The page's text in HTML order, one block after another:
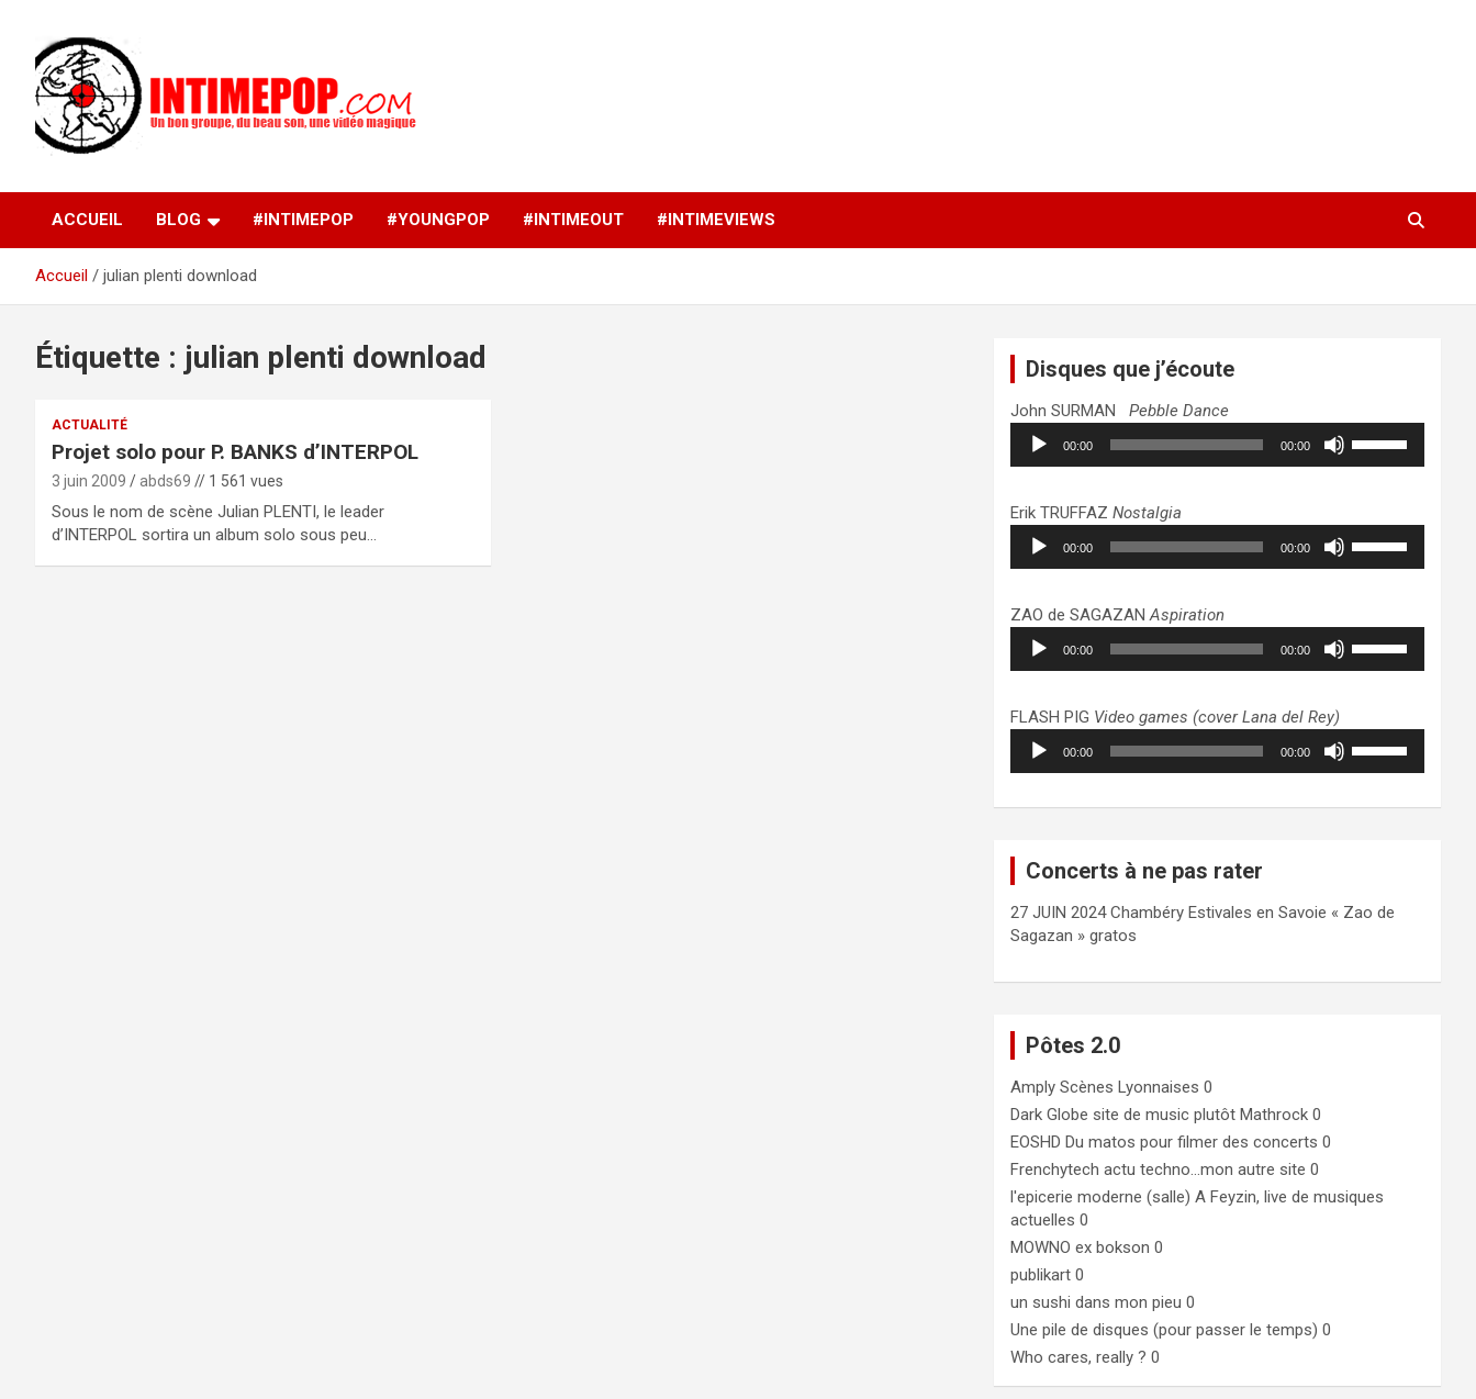
contenu
intimepop.com
musiques actuelles pop rock, post-rock, indé sur Lyon. rock pop
concert lyon
ACCUEIL BLOG #INTIMEPOP #YOUNGPOP #INTIMEOUT #INTIMEVIEWS
Accueil julian plenti download
Étiquette : julian plenti download
ACTUALITÉ
Projet solo pour P. BANKS d’INTERPOL
3 juin 2009 abds69 // 1 561 vues
Sous le nom de scène Julian PLENTI, le leader
d’INTERPOL sortira un album solo sous peu…
Disques que j’écoute
John SURMANPebble Dance
Lecteur
audio
00:00 00:00
pour
augmenter
ou
volume.
Erik TRUFFAZNostalgia
Lecteur
audio
00:00 00:00
pour
augmenter
ou
volume.
ZAO de SAGAZANAspiration
Lecteur
audio
00:00 00:00
pour
augmenter
ou
FLASH PIG Video games (cover Lana del Rey)
Lecteur
audio
00:00 00:00
haut/bas
le
Concerts à ne pas rater
27 JUIN 2024 Chambéry Estivales en Savoie « Zao de
Sagazan » gratos
Pôtes 2.0
Amply Scènes Lyonnaises 0
Dark Globe site de music plutôt Mathrock 0
EOSHD Du matos pour filmer des concerts 0
Frenchytech actu techno…mon autre site 0
l'epicerie moderne (salle) A Feyzin, live de musiques
actuelles 0
MOWNO ex bokson 0
publikart 0
un sushi dans mon pieu 0
Une pile de disques (pour passer le temps) 0
Who cares, really ? 0